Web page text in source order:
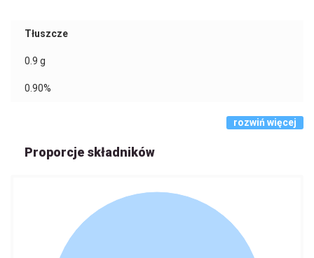
Tłuszcze
0.9 g
0.90%
rozwiń więcej
Proporcje składników